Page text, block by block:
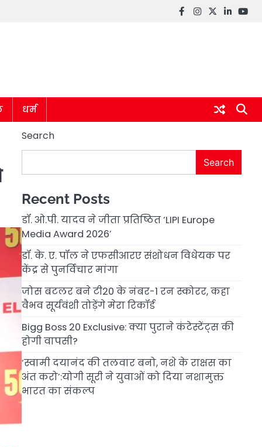
Facebook
instagram
twitter
linkedin
धर्म
Search
Search
Recent Posts
डॉ. ओ.पी. यादव ने जीता प्रतिष्ठित ‘LIPI Europe
Media Award 2026’
डॉ. के. ए. पॉल ने एफसीआरए संशोधन विधेयक पर
केंद्र से पुनर्विचार मांगा
जोस बटलर बने टी20 के नंबर-1 रन स्कोरर, कहा
वैभव सूर्यवंशी तोड़ेंगे मेरा रिकॉर्ड
Bigg Boss 20 Exclusive: क्या पुराने कंटेस्टेंट्स की
होगी वापसी?
‘स्वामी दयानंद की तलवार बनो, नशे के राक्षस का
अंत करो’:योगी सूरी ने युवाओं को दिया नशामुक्त
भारत का संकल्प